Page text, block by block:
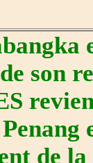
son
de